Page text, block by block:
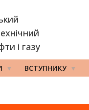
і газу
ВСТУПНИКУ